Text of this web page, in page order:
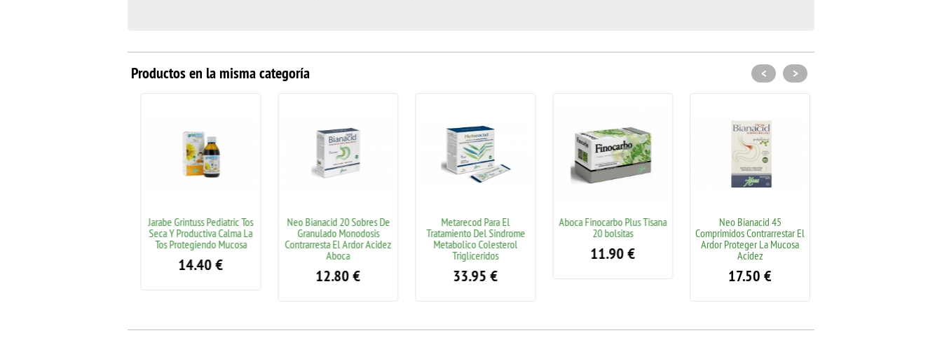
Productos en la misma categoría
Jarabe Grintuss Pediatric Tos
Seca Y Productiva Calma La
Tos Protegiendo Mucosa
14.40€
Neo Bianacid 20 Sobres De
Granulado Monodosis
Contrarresta El Ardor Acidez
Aboca
12.80€
Metarecod Para El
Tratamiento Del Sindrome
Metabolico Colesterol
Trigliceridos
33.95€
Aboca Finocarbo Plus Tisana
20 bolsitas
11.90€
Neo Bianacid 45
Comprimidos Contrarrestar El
Ardor Proteger La Mucosa
Acidez
17.50€
< >